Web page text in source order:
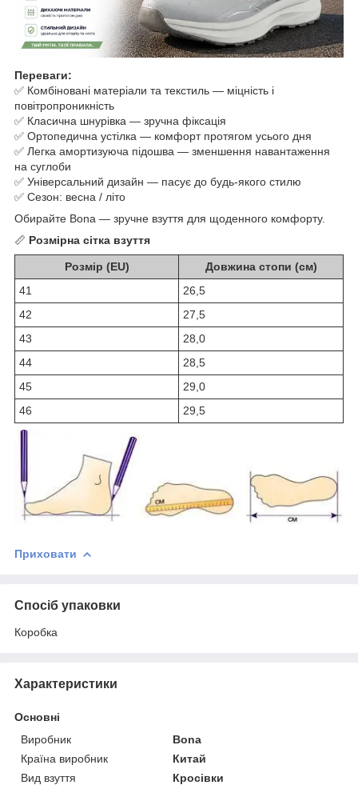
Переваги:
✅ Комбіновані матеріали та текстиль — міцність і
повітропроникність
✅ Класична шнурівка — зручна фіксація
✅ Ортопедична устілка — комфорт протягом усього дня
✅ Легка амортизуюча підошва — зменшення навантаження
на суглоби
✅ Універсальний дизайн — пасує до будь-якого стилю
✅ Сезон: весна / літо
Обирайте Bona — зручне взуття для щоденного комфорту.
📏 Розмірна сітка взуття
Розмір (EU)
Довжина стопи (см)
41
26,5
42
27,5
43
28,0
44
28,5
45
29,0
46
29,5
Приховати
Спосіб упаковки
Коробка
Характеристики
Основні
Виробник
Bona
Країна виробник
Китай
Вид взуття
Кросівки